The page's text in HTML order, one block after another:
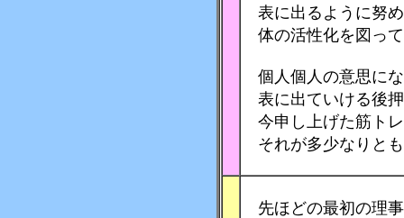
表に出るように努
体の活性化を図っ
個人個人の意思に
表に出ていける後
今申し上げた筋ト
それが多少なりと
先ほどの最初の理